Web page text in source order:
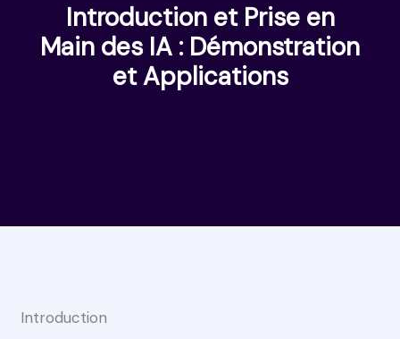
Introduction et Prise en
Main des IA : Démonstration
et Applications
Introduction